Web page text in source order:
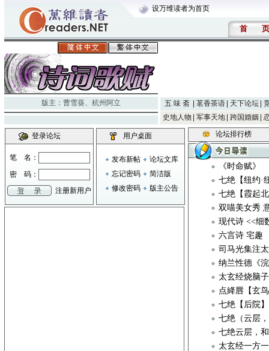
设万维读者为首页
首 页
版主： 曹雪葵、 杭州阿立 五 味 斋 茗香茶语 天下论坛
史地人物
军事天地 跨国婚姻
登录论坛
笔 名：
密 码：
注册新用户
用户桌面
发布新帖
论坛文库
忘记密码
简洁版
修改密码
版主公告
论坛排行榜
《时命赋》
七绝【纽约·
七绝【霞起
双喵美女秀
现代诗 <<细
六言诗 宅趣
司马光集注
纳兰性德《
太玄经烧脑
点絳唇【玄
七绝【后院】
七绝（云层
七绝云层，
太玄经一方